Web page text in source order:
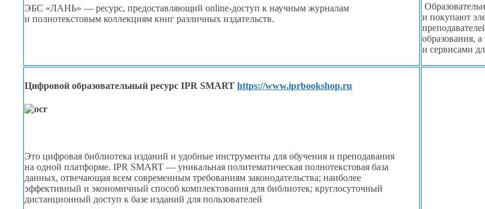
ЭБС «ЛАНЬ» — ресурс, предоставляющий online-доступ к научным журналам
и полнотекстовым коллекциям книг различных издательств.
и покупают
образования, а
и сервисами
Цифровой образовательный ресурс IPR SMART https://www.iprbookshop.ru
Это цифровая библиотека изданий и удобные инструменты для обучения и преподавания
на одной платформе. IPR SMART — уникальная политематическая полнотекстовая база
данных, отвечающая всем современным требованиям законодательства; наиболее
эффективный и экономичный способ комплектования для библиотек; круглосуточный
дистанционный доступ к базе изданий для пользователей